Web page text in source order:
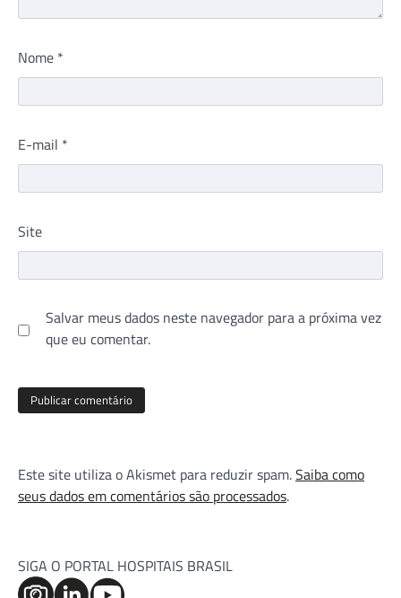
Nome *
E-mail *
Site
Salvar meus dados neste navegador para a próxima vez
que eu comentar.
Este site utiliza o Akismet para reduzir spam.Saiba como
seus dados em comentários são processados.
SIGA O PORTAL HOSPITAIS BRASIL